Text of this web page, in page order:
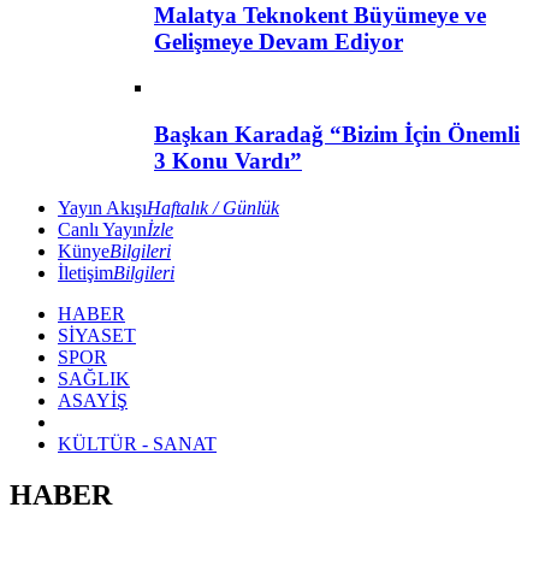
Malatya Teknokent Büyümeye ve
Gelişmeye Devam Ediyor
Başkan Karadağ “Bizim İçin Önemli
3 Konu Vardı”
Yayın AkışıHaftalık / Günlük
Canlı Yayınİzle
KünyeBilgileri
İletişimBilgileri
HABER
SİYASET
SPOR
SAĞLIK
ASAYİŞ
KÜLTÜR - SANAT
HABER